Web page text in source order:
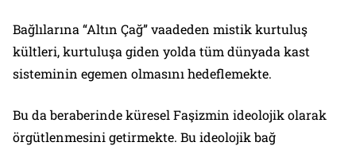
Bağlılarına “Altın Çağ” vaadeden mistik kurtuluş
kültleri, kurtuluşa giden yolda tüm dünyada kast
sisteminin egemen olmasını hedeflemekte.
Bu da beraberinde küresel Faşizmin ideolojik olarak
örgütlenmesini getirmekte. Bu ideolojik bağ